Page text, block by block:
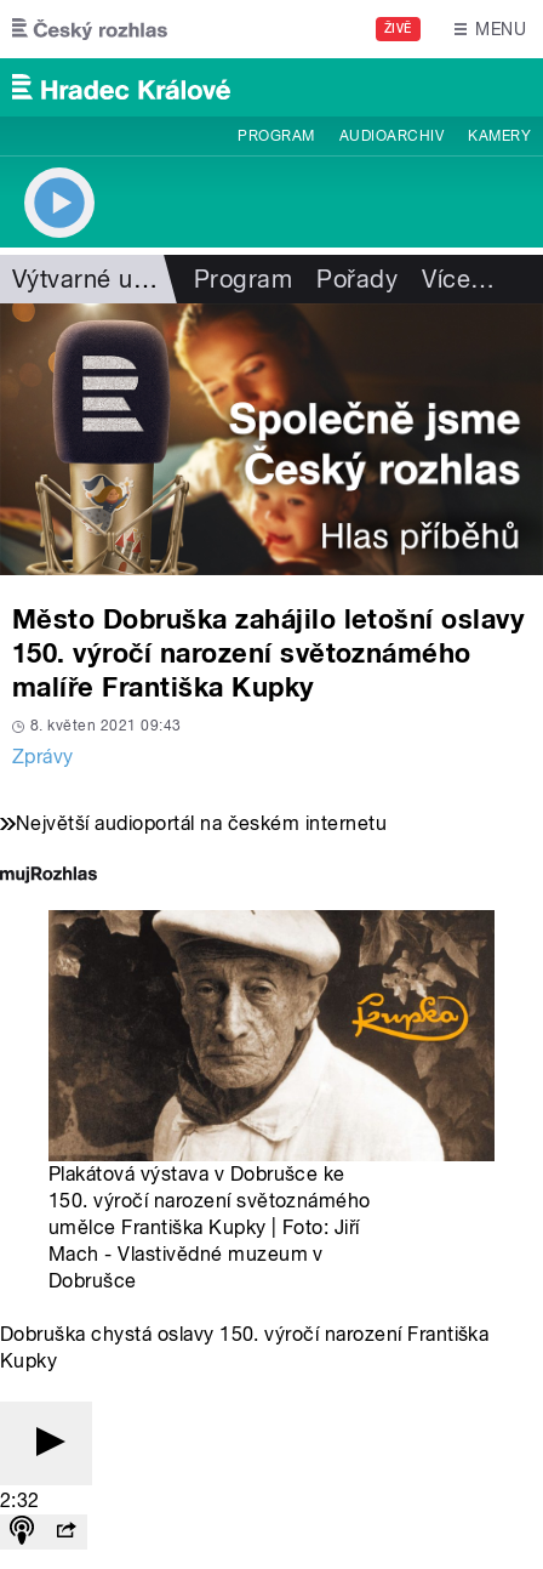
Přejít k hlavnímu obsahu
ŽIVĚ MENU
PROGRAM AUDIOARCHIV KAMERY
Výtvarné umění Program Pořady Více…
Město Dobruška zahájilo letošní oslavy
150. výročí narození světoznámého
malíře Františka Kupky
8. květen 2021 09:43
Zprávy
Největší audioportál na českém internetu
Plakátová výstava v Dobrušce ke
150. výročí narození světoznámého
umělce Františka Kupky | Foto: Jiří
Mach - Vlastivědné muzeum v
Dobrušce
Dobruška chystá oslavy 150. výročí narození Františka
Kupky
2:32